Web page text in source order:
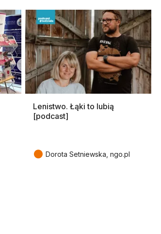
Lenistwo. Łąki to lubią
[podcast]
● Dorota Setniewska, ngo.pl